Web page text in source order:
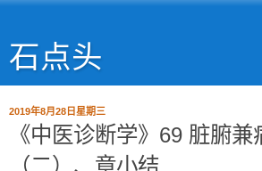
石点头
2019年8月28日星期三
《中医诊断学》69 脏腑
（二）、章小结